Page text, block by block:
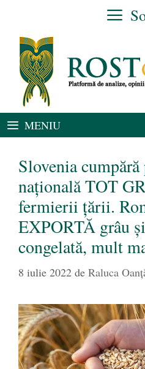
conținut
MENIU
Slovenia
națională TOT
fermierii țării.
EXPORTĂ grâu
congelată, mult
8 iulie 2022 de Raluca